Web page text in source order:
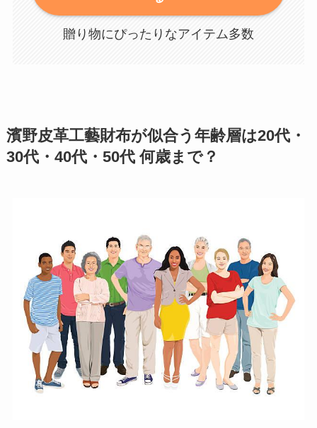
贈り物にぴったりなアイテム多数
濱野皮革工藝財布が似合う年齢層は20代・
30代・40代・50代 何歳まで？